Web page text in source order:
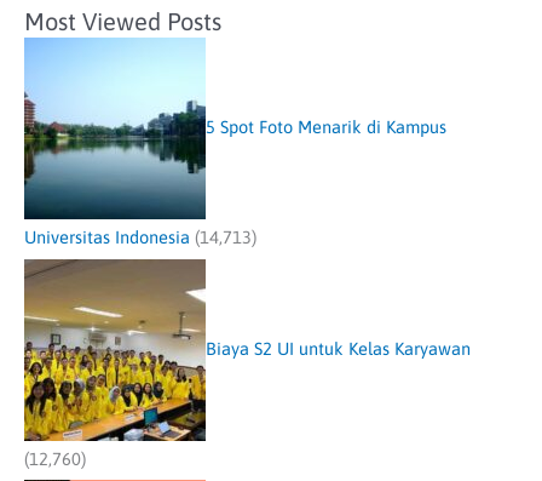
Most Viewed Posts
5 Spot Foto Menarik di Kampus
Universitas Indonesia (14,713)
Biaya S2 UI untuk Kelas Karyawan
(12,760)